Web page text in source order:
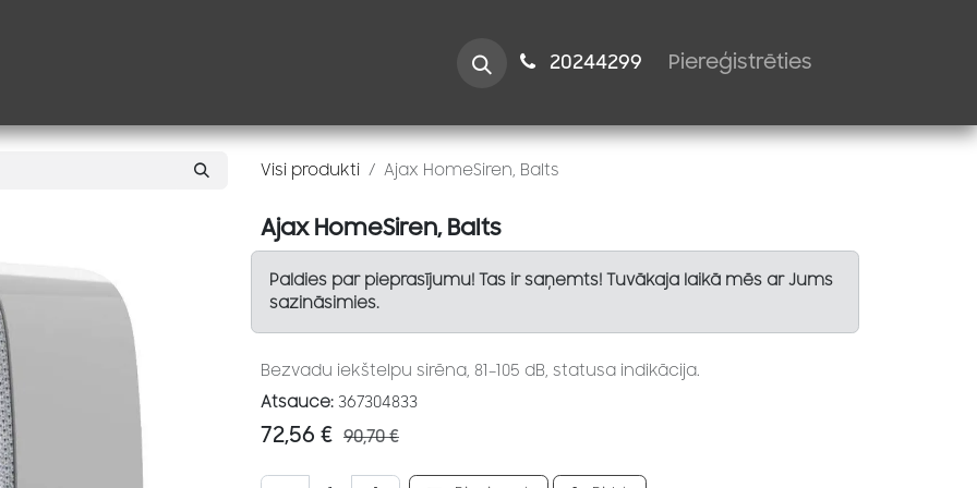
Speciālistiem 2024​​4299 Piereģistrēties
Visi produkti Ajax HomeSiren, Balts
Ajax HomeSiren, Balts
Paldies par pieprasījumu! Tas ir saņemts! Tuvākaja laikā mēs ar Jums
sazināsimies.
Bezvadu iekštelpu sirēna, 81–105 dB, statusa indikācija.
Atsauce: 367304833
72,56 € 90,70€